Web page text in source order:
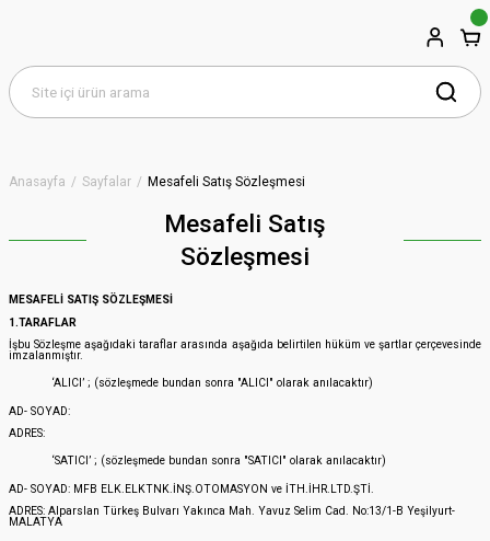
Anasayfa Sayfalar Mesafeli Satış Sözleşmesi
Mesafeli Satış
Sözleşmesi
MESAFELİ SATIŞ SÖZLEŞMESİ
1.TARAFLAR
İşbu Sözleşme aşağıdaki taraflar arasında aşağıda belirtilen hüküm ve şartlar çerçevesinde
imzalanmıştır.
‘ALICI’ ; (sözleşmede bundan sonra "ALICI" olarak anılacaktır)
AD- SOYAD:
ADRES:
‘SATICI’ ; (sözleşmede bundan sonra "SATICI" olarak anılacaktır)
AD- SOYAD: MFB ELK.ELKTNK.İNŞ.OTOMASYON ve İTH.İHR.LTD.ŞTİ.
ADRES: Alparslan Türkeş Bulvarı Yakınca Mah. Yavuz Selim Cad. No:13/1-B Yeşilyurt-
MALATYA